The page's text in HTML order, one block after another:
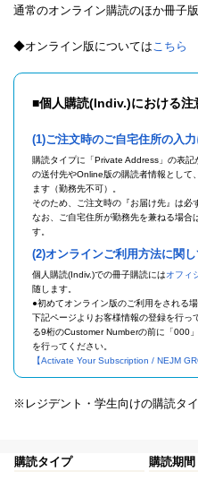
通常のオンライン購読のほか冊子
◆オンライン版についてはこちら
■個人購読(Indiv.)における注
(1)ご注文時のご自宅住所の入
購読タイプに「Private Address」の表
の送付先やOnline版の購読者情報として
ます（勤務先不可）。
そのため、ご注文時の『お届け先』は必
なお、ご自宅住所が勤務先を兼ねる場合
す。
(2)オンラインご利用方法に関し
個人購読(Indiv.)での冊子購読にはオフィ
随します。
●初めてオンライン版のご利用をされる
下記ページよりお客様情報の登録を行っ
る9桁のCustomer Numberの前に「000
を行ってください。
【Activate Your Subscription / NEJM
※レジデント・学生向けの購読タ
購読タイプ 購読期間